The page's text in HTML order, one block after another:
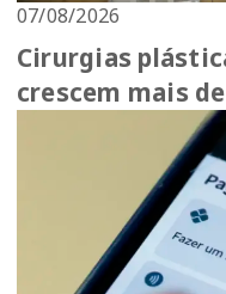
07/08/2026
Cirurgias
crescem mais